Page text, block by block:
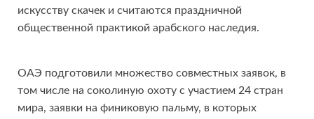
искусству скачек и считаются праздничной
общественной практикой арабского наследия.
ОАЭ подготовили множество совместных заявок, в
том числе на соколиную охоту с участием 24 стран
мира, заявки на финиковую пальму, в которых